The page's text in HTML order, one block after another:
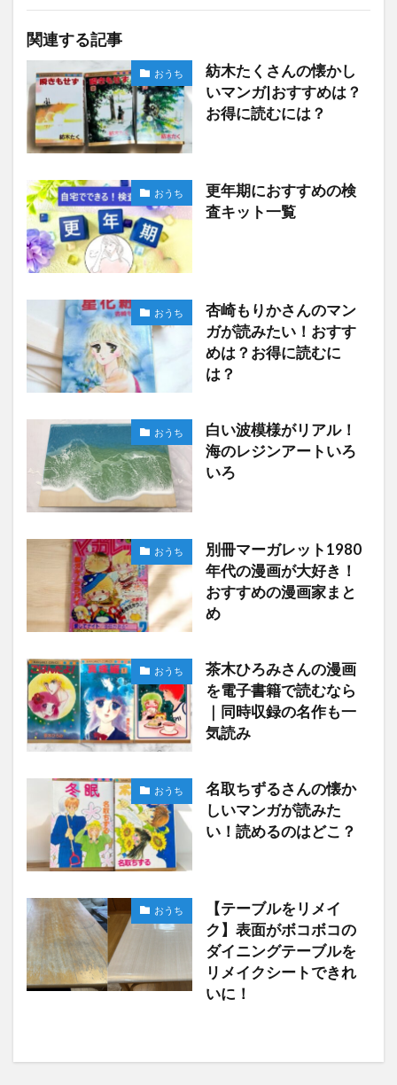
関連する記事
おうち
紡木たくさんの懐かし
いマンガ|おすすめは？
お得に読むには？
おうち
更年期におすすめの検
査キット一覧
おうち
杏崎もりかさんのマン
ガが読みたい！おすす
めは？お得に読むに
は？
おうち
白い波模様がリアル！
海のレジンアートいろ
いろ
おうち
別冊マーガレット1980
年代の漫画が大好き！
おすすめの漫画家まと
め
おうち
茶木ひろみさんの漫画
を電子書籍で読むなら
｜同時収録の名作も一
気読み
おうち
名取ちずるさんの懐か
しいマンガが読みた
い！読めるのはどこ？
おうち
【テーブルをリメイ
ク】表面がボコボコの
ダイニングテーブルを
リメイクシートできれ
いに！